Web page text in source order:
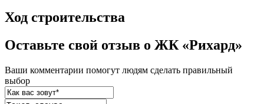
Ход строительства
Оставьте свой отзыв о ЖК «Рихард»
Ваши комментарии помогут людям сделать правильный
выбор